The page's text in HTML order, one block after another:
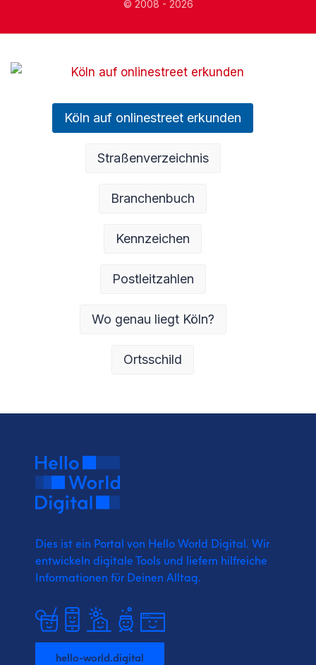
© 2008 - 2026
Köln auf onlinestreet erkunden
Straßenverzeichnis
Branchenbuch
Kennzeichen
Postleitzahlen
Wo genau liegt Köln?
Ortsschild
Dies ist ein Portal von Hello World Digital. Wir
entwickeln digitale Tools und liefern hilfreiche
Informationen für Deinen Alltag.
hello-world.digital